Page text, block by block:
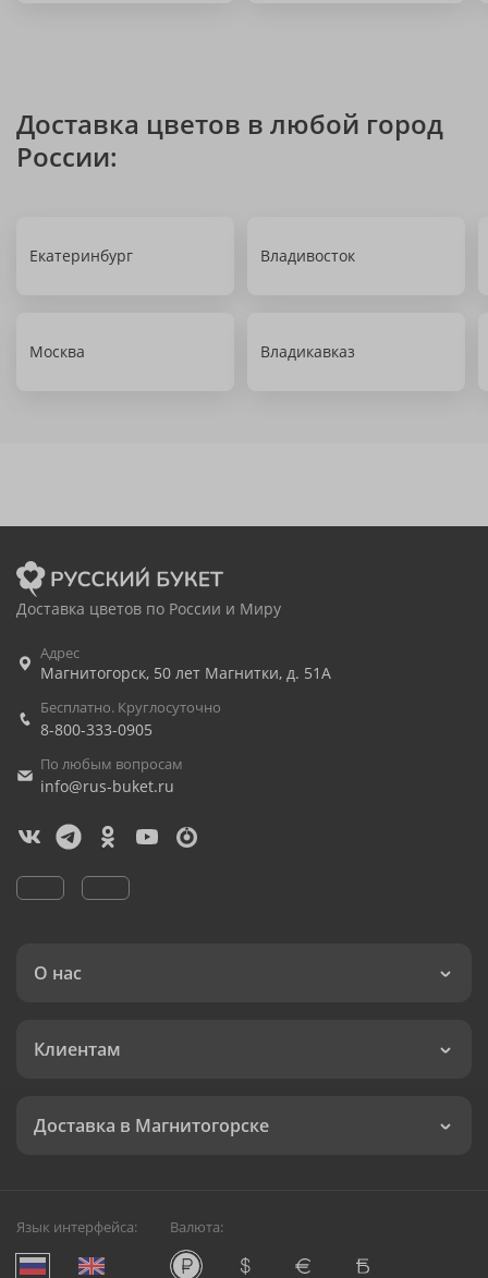
Доставка цветов в любой город
России:
Екатеринбург Владивосток
Москва Владикавказ
Доставка цветов по России и Миру
Адрес
Магнитогорск, 50 лет Магнитки, д. 51А
Бесплатно. Круглосуточно
8-800-333-0905
По любым вопросам
info@rus-buket.ru
О нас
Клиентам
Доставка в Магнитогорске
Язык интерфейса: Валюта: